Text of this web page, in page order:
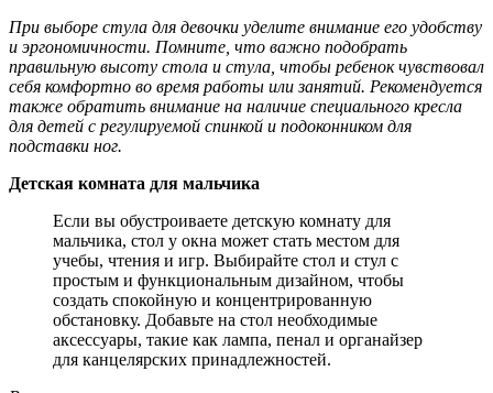
При выборе стула для девочки уделите внимание его удобству
и эргономичности. Помните, что важно подобрать
правильную высоту стола и стула, чтобы ребенок чувствовал
себя комфортно во время работы или занятий. Рекомендуется
также обратить внимание на наличие специального кресла
для детей с регулируемой спинкой и подоконником для
подставки ног.
Детская комната для мальчика
Если вы обустроиваете детскую комнату для
мальчика, стол у окна может стать местом для
учебы, чтения и игр. Выбирайте стол и стул с
простым и функциональным дизайном, чтобы
создать спокойную и концентрированную
обстановку. Добавьте на стол необходимые
аксессуары, такие как лампа, пенал и органайзер
для канцелярских принадлежностей.